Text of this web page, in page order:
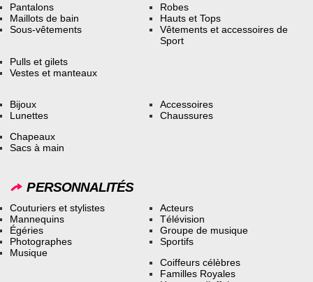
Pantalons
Maillots de bain
Sous-vêtements
Robes
Hauts et Tops
Vêtements et accessoires de
Sport
Pulls et gilets
Vestes et manteaux
Bijoux
Lunettes
Accessoires
Chaussures
Chapeaux
Sacs à main
PERSONNALITÉS
Couturiers et stylistes
Mannequins
Égéries
Photographes
Musique
Acteurs
Télévision
Groupe de musique
Sportifs
Coiffeurs célèbres
Familles Royales